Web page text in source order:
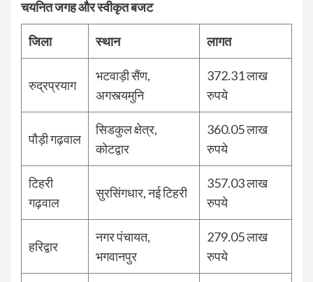
चयनित जगह और स्वीकृत बजट
जिला स्थान लागत
रुद्रप्रयाग
भटवाड़ी सैंण,
अगस्त्यमुनि
372.31 लाख
रुपये
पौड़ी गढ़वाल
सिडकुल क्षेत्र,
कोटद्वार
360.05 लाख
रुपये
टिहरी
गढ़वाल
सुरसिंगधार, नई टिहरी
357.03 लाख
रुपये
हरिद्वार
नगर पंचायत,
भगवानपुर
279.05 लाख
रुपये